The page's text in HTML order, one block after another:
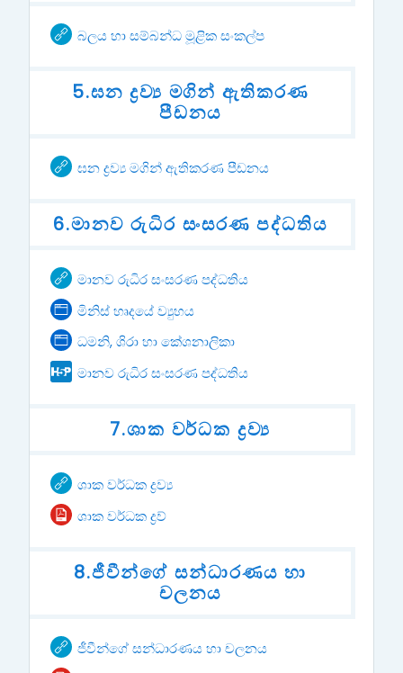
බලය හා සම්බන්ධ මූළික සංකල්පURL
5.ඝන ද්‍රව්‍ය මගින් ඇතිකරණ
පීඩනය
ඝන ද්‍රව්‍ය මගින් ඇතිකරණ පීඩනයURL
6.මානව රුධිර සංසරණ පද්ධතිය
මානව රුධිර සංසරණ පද්ධතියURL
මිනිස් හෘදයේ ව්‍යුහයPage
ධමනි, ශිරා හා කේශනාලිකාPage
මානව රුධිර සංසරණ පද්ධතියH5P
7.ශාක වර්ධක ද්‍රව්‍ය
ශාක වර්ධක ද්‍රව්‍යURL
ශාක වර්ධක ද්‍රව්‍File
8.ජීවීන්ගේ සන්ධාරණය හා
චලනය
ජීවීන්ගේ සන්ධාරණය හා චලනයURL